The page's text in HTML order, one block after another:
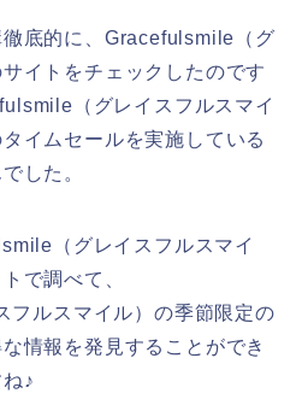
底的に、Gracefulsmile（グ
イトをチェックしたのです
（グレイスフルスマイ
イムセールを実施している
した。
（グレイスフルスマイ
で調べて、
ルスマイル）の季節限定の
情報を発見することができ
♪